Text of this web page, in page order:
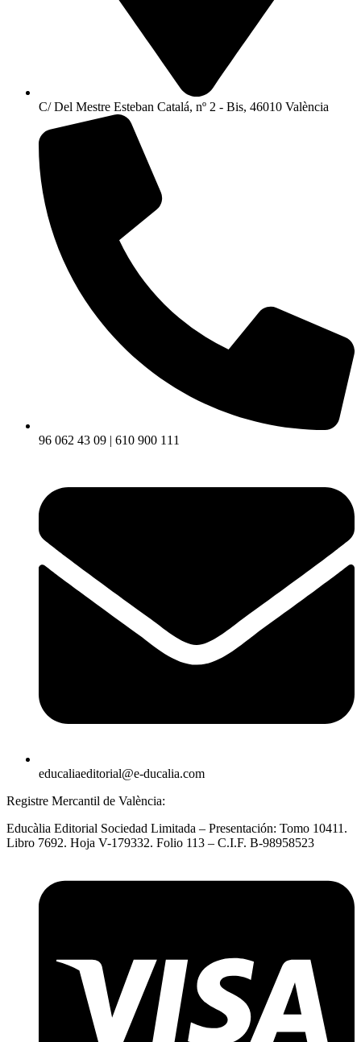
C/ Del Mestre Esteban Catalá, nº 2 - Bis, 46010 València
96 062 43 09 | 610 900 111
educaliaeditorial@e-ducalia.com
Registre Mercantil de València:
Educàlia Editorial Sociedad Limitada – Presentación: Tomo 10411.
Libro 7692. Hoja V-179332. Folio 113 – C.I.F. B-98958523